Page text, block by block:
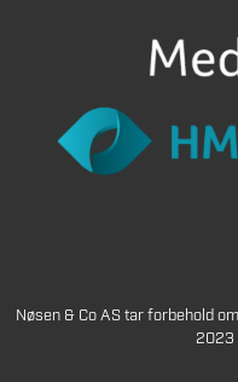
Nøsen & Co AS tar forbehold
2023